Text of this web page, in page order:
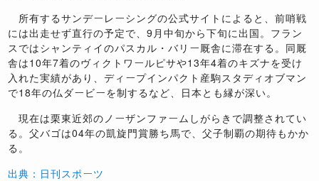
所有するサンデーレーシングの公式サイトによると、前哨戦
には出走せず直行の予定で、9月中旬から下旬に出国。フラン
スではシャンティイのパスカル・バリー厩舎に滞在する。同厩
舎は10年7着のヴィクトワールピサや13年4着のキズナを受け
入れた実績があり、ディープインパクト産駒スタディオブマン
で18年の仏ダービーを制するなど、日本とも縁が深い。
現在は栗東近郊のノーザンファームしがらきで調整されてい
る。父バゴは04年の凱旋門賞勝ち馬で、父子制覇の期待もかか
る。
出典：日刊スポーツ